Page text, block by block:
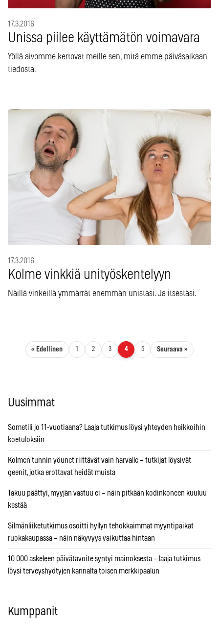
17.3.2016
Unissa piilee käyttämätön voimavara
Yöllä aivomme kertovat meille sen, mitä emme päiväsaikaan
tiedosta.
17.3.2016
Kolme vinkkiä unityöskentelyyn
Näillä vinkeillä ymmärrät enemmän unistasi. Ja itsestäsi.
Artikkelien sivutus
« Edellinen 1 2 3 4 5 Seuraava »
Uusimmat
Sometili jo 11-vuotiaana? Laaja tutkimus löysi yhteyden heikkoihin
koetuloksiin
Kolmen tunnin yöunet riittävät vain harvalle – tutkijat löysivät
geenit, jotka erottavat heidät muista
Takuu päättyi, myyjän vastuu ei – näin pitkään kodinkoneen kuuluu
kestää
Silmänliiketutkimus osoitti hyllyn tehokkaimmat myyntipaikat
ruokakaupassa – näin näkyvyys vaikuttaa hintaan
10 000 askeleen päivätavoite syntyi mainoksesta – laaja tutkimus
löysi terveyshyötyjen kannalta toisen merkkipaalun
Kumppanit